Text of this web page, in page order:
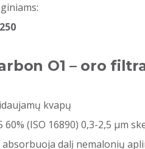
O1 – oro
kvapų
60% (ISO 16890) 0,3-2,5 µm
dalį nemalonių